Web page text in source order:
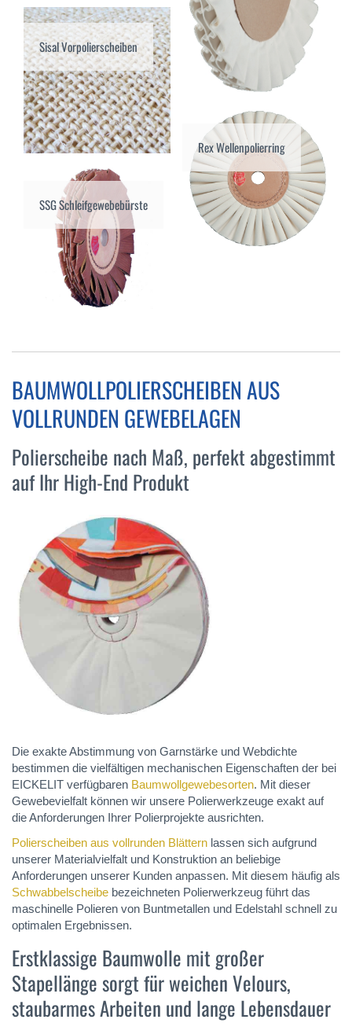
Sisal Vorpolierscheiben
Rex Wellenpolierring
SSG Schleifgewebebürste
BAUMWOLLPOLIERSCHEIBEN AUS
VOLLRUNDEN GEWEBELAGEN
Polierscheibe nach Maß, perfekt abgestimmt
auf Ihr High-End Produkt
Die exakte Abstimmung von Garnstärke und Webdichte
bestimmen die vielfältigen mechanischen Eigenschaften der bei
EICKELIT verfügbaren Baumwollgewebesorten. Mit dieser
Gewebevielfalt können wir unsere Polierwerkzeuge exakt auf
die Anforderungen Ihrer Polierprojekte ausrichten.
Polierscheiben aus vollrunden Blättern lassen sich aufgrund
unserer Materialvielfalt und Konstruktion an beliebige
Anforderungen unserer Kunden anpassen. Mit diesem häufig als
Schwabbelscheibe bezeichneten Polierwerkzeug führt das
maschinelle Polieren von Buntmetallen und Edelstahl schnell zu
optimalen Ergebnissen.
Erstklassige Baumwolle mit großer
Stapellänge sorgt für weichen Velours,
staubarmes Arbeiten und lange Lebensdauer